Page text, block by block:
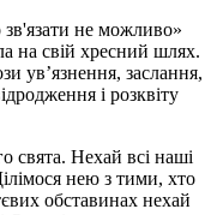
зв'язати не можливо»
на свій хресний шлях.
ув’язнення, заслання,
і розквіту
свята. Нехай всі наші
нею з тими, хто
обставинах нехай